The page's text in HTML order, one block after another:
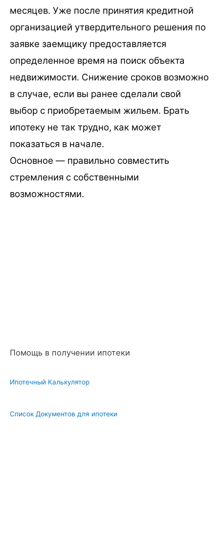
месяцев. Уже после принятия кредитной
организацией утвердительного решения по
заявке заемщику предоставляется
определенное время на поиск объекта
недвижимости. Снижение сроков возможно
в случае, если вы ранее сделали свой
выбор с приобретаемым жильем. Брать
ипотеку не так трудно, как может
показаться в начале.
Основное — правильно совместить
стремления с собственными
возможностями.
Помощь в получении ипотеки
Ипотечный Калькулятор
Список Документов для ипотеки